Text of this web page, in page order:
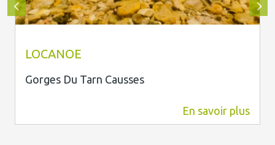
LOCANOE
Gorges Du Tarn Causses
En savoir plus